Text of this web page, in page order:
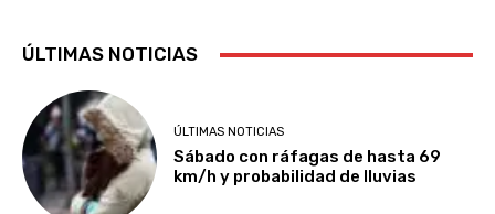
ÚLTIMAS NOTICIAS
ÚLTIMAS NOTICIAS
Sábado con ráfagas de hasta 69
km/h y probabilidad de lluvias